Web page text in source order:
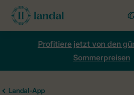
Profitiere jetzt von den
Sommerpreisen